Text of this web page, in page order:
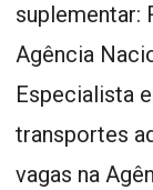
suplementar:
Agência
Especialista
transportes
vagas na